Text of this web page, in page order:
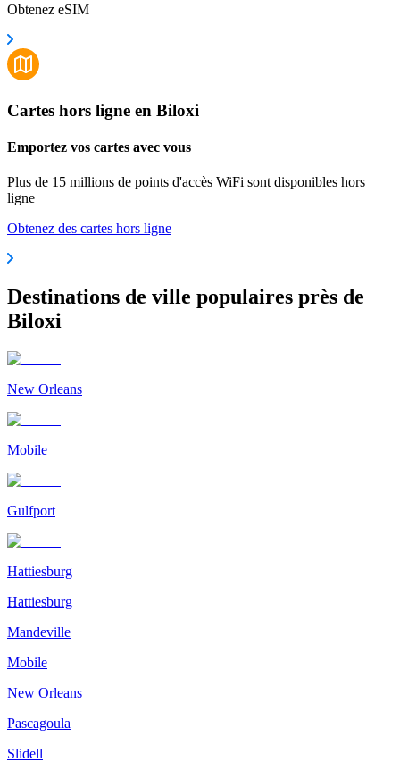
Obtenez eSIM
Cartes hors ligne en Biloxi
Emportez vos cartes avec vous
Plus de 15 millions de points d'accès WiFi sont disponibles hors
ligne
Obtenez des cartes hors ligne
Destinations de ville populaires près de
Biloxi
New Orleans
Mobile
Gulfport
Hattiesburg
Hattiesburg
Mandeville
Mobile
New Orleans
Pascagoula
Slidell